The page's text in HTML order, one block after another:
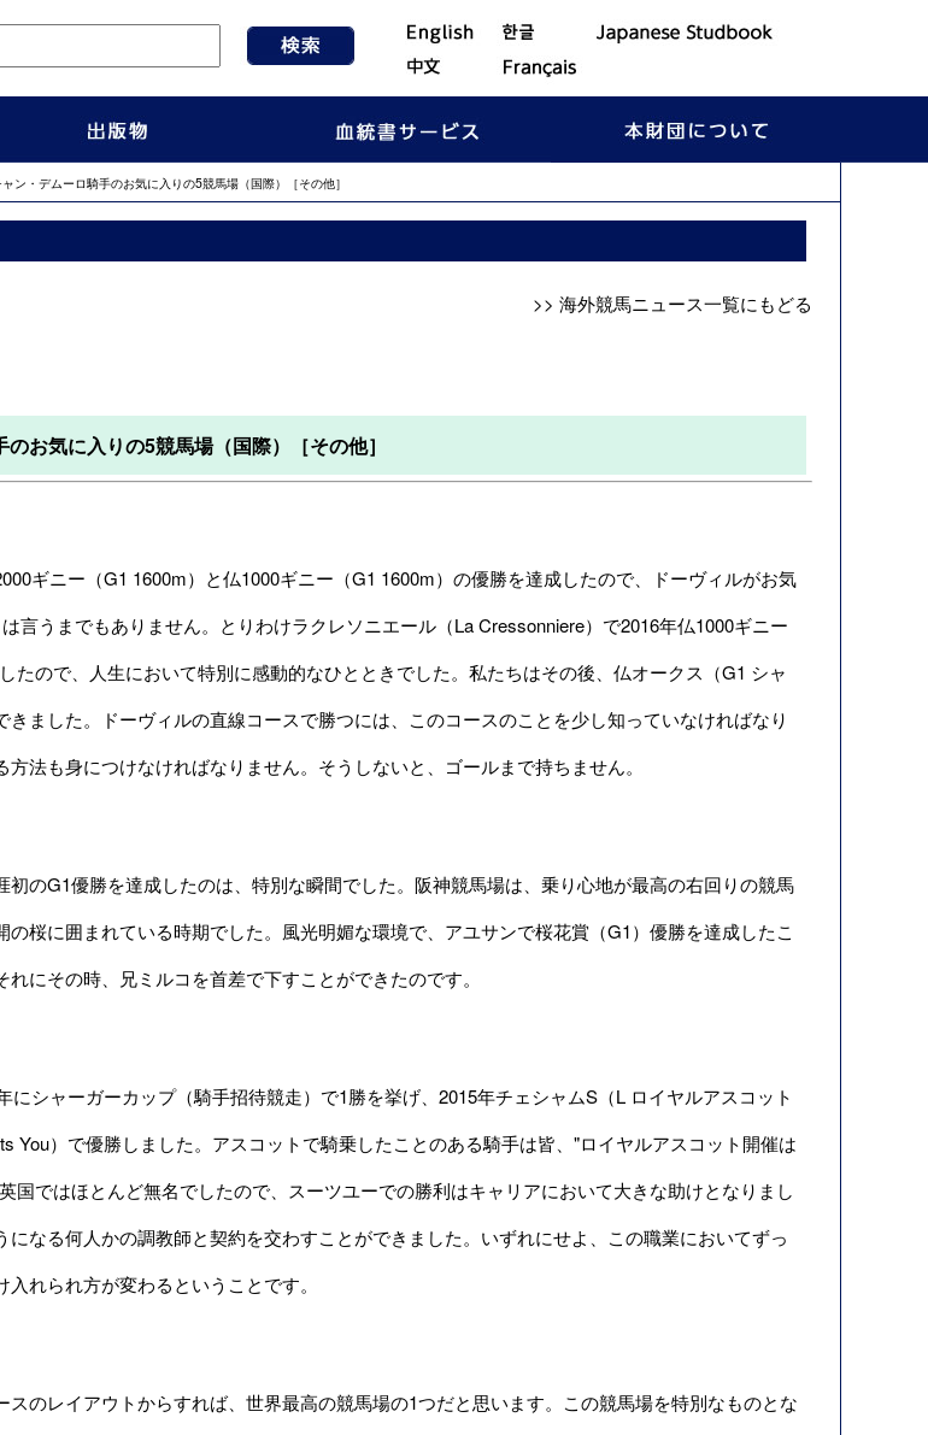
・デムーロ騎手のお気に入りの5競馬場（国際）［その他］
>> 海外競馬ニュース一覧にもどる
お気に入りの5競馬場（国際）［その他］
ギニー（G1 1600m）と仏1000ギニー（G1 1600m）の優勝を達成したので、ドーヴィルがお気
言うまでもありません。とりわけラクレソニエール（La Cressonniere）で2016年仏1000ギニー
たので、人生において特別に感動的なひとときでした。私たちはその後、仏オークス（G1 シャ
きました。ドーヴィルの直線コースで勝つには、このコースのことを少し知っていなければなり
法も身につけなければなりません。そうしないと、ゴールまで持ちません。
のG1優勝を達成したのは、特別な瞬間でした。阪神競馬場は、乗り心地が最高の右回りの競馬
桜に囲まれている時期でした。風光明媚な環境で、アユサンで桜花賞（G1）優勝を達成したこ
にその時、兄ミルコを首差で下すことができたのです。
シャーガーカップ（騎手招待競走）で1勝を挙げ、2015年チェシャムS（L ロイヤルアスコット
You）で優勝しました。アスコットで騎乗したことのある騎手は皆、"ロイヤルアスコット開催は
国ではほとんど無名でしたので、スーツユーでの勝利はキャリアにおいて大きな助けとなりまし
になる何人かの調教師と契約を交わすことができました。いずれにせよ、この職業においてずっ
れられ方が変わるということです。
のレイアウトからすれば、世界最高の競馬場の1つだと思います。この競馬場を特別なものとな